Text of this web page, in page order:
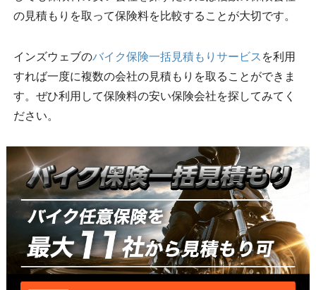
の見積もりを取って保険料を比較することが大切です。
インズウェブのバイク保険一括見積もりサービス を利用
すれば一度に複数の会社の見積もりを取ることができま
す。ぜひ利用して保険料の安い保険会社を探してみてく
ださい。